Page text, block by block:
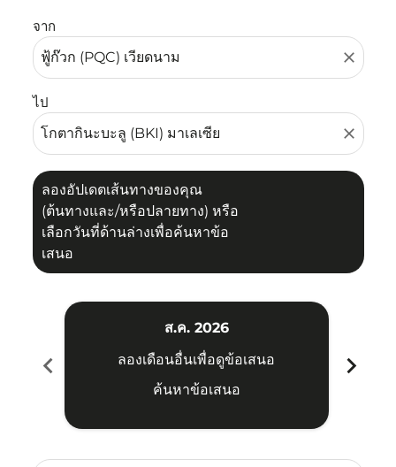
จาก
close
ไป
close
ลองอัปเดตเส้นทางของคุณ
(ต้นทางและ/หรือปลายทาง) หรือ
เลือกวันที่ด้านล่างเพื่อค้นหาข้อ
เสนอ
chevron_left
ส.ค. 2026
ลองเดือนอื่นเพื่อดูข้อเสนอ
ค้นหาข้อเสนอ
chevron_right